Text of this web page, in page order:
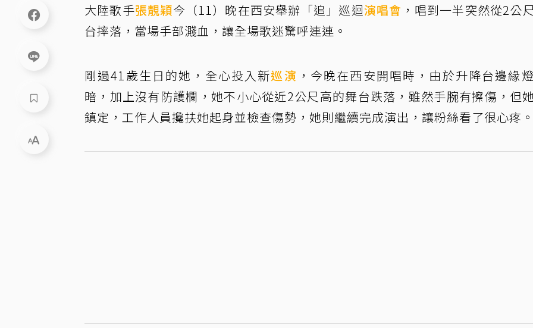
大陸歌手張靚穎今（11）晚在西安舉辦「追」巡迴演唱會 ，唱到一半突然從2公
台摔落，當場手部濺血，讓全場歌迷驚呼連連。
剛過41歲生日的她，全心投入新巡演 ，今晚在西安開唱時，由於升降台邊緣
暗，加上沒有防護欄，她不小心從近2公尺高的舞台跌落，雖然手腕有擦傷，但
鎮定，工作人員攙扶她起身並檢查傷勢，她則繼續完成演出，讓粉絲看了很心疼。